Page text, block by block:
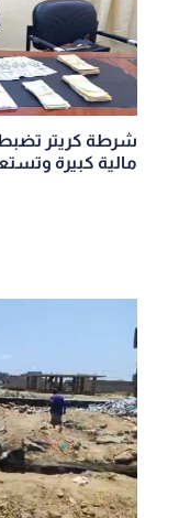
شرطة كريتر تضبط
مالية كبيرة